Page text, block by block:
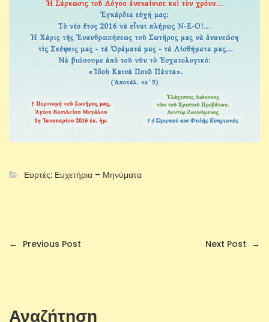
Εορτές: Ευχετήρια – Μηνύματα
← Previous Post Next Post →
Αναζήτηση